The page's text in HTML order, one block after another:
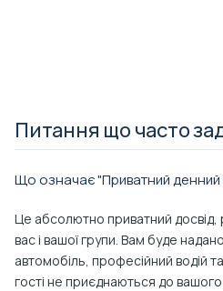
Питання що часто
Що означає "Приватний денний
Це абсолютно приватний досвід,
вас і вашої групи. Вам буде
автомобіль, професійний водій та
гості не приєднаються до вашого